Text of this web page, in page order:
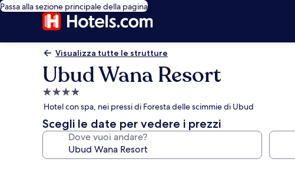
Passa alla sezione principale della pagina
Visualizza tutte le strutture
Ubud Wana Resort
Struttura
a
4.0
stelle
Hotel con spa, nei pressi di Foresta delle scimmie di Ubud
Scegli le date per vedere i prezzi
Dove vuoi andare?